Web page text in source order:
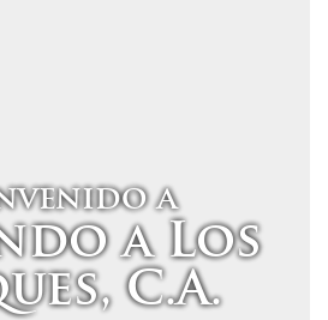
a
a Los
C.A.